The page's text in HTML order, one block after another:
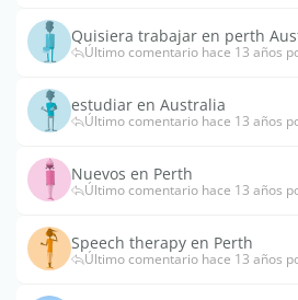
Quisiera trabajar en perth
Último comentario hace 13 años
estudiar en Australia
Último comentario hace 13 años
Nuevos en Perth
Último comentario hace 13 años
Speech therapy en Perth
Último comentario hace 13 años